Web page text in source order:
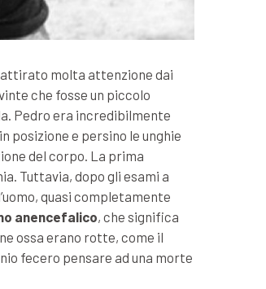
attirato molta attenzione dai
che fosse un piccolo
Pedro era incredibilmente
posizione e persino le unghie
del corpo. La prima
Tuttavia, dopo gli esami a
quasi completamente
anencefalico, che significa
ossa erano rotte, come il
fecero pensare ad una morte